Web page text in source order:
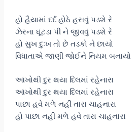
હો હૈયામાં દર્દ હોઠે હસવું પડશે રે
ઝેરના ઘૂંટડા પી ને જીવવું પડશે રે
હો સુખ દુઃખ તો છે તડકો ને છાયો
વિધાતાએ જાણી જોઈને નિયમ બનાયો
આંખોથી દુર થયા દિલમાં રહેનારા
આંખોથી દુર થયા દિલમાં રહેનારા
પાછા હવે મળે નહી તારા ચાહનારા
હો પાછા નહી મળે હવે તારા ચાહનારા